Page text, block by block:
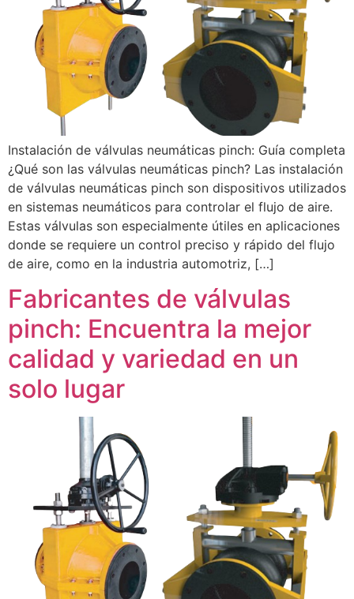
Instalación de válvulas neumáticas pinch: Guía completa
¿Qué son las válvulas neumáticas pinch? Las instalación
de válvulas neumáticas pinch son dispositivos utilizados
en sistemas neumáticos para controlar el flujo de aire.
Estas válvulas son especialmente útiles en aplicaciones
donde se requiere un control preciso y rápido del flujo
de aire, como en la industria automotriz, […]
Fabricantes de válvulas
pinch: Encuentra la mejor
calidad y variedad en un
solo lugar